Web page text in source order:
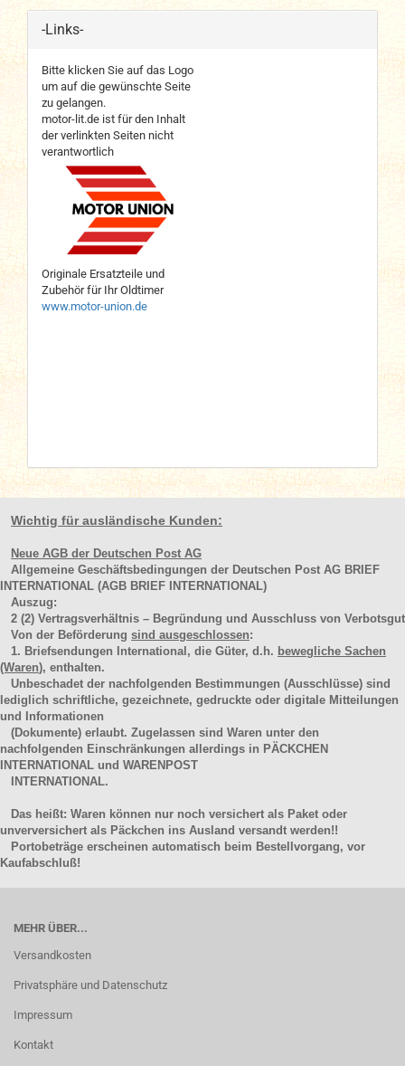
-Links-
Bitte klicken Sie auf das Logo
um auf die gewünschte Seite
zu gelangen.
motor-lit.de ist für den Inhalt
der verlinkten Seiten nicht
verantwortlich
Originale Ersatzteile und
Zubehör für Ihr Oldtimer
www.motor-union.de
Wichtig für ausländische Kunden:
Neue AGB der Deutschen Post AG
Allgemeine Geschäftsbedingungen der Deutschen Post AG BRIEF
INTERNATIONAL (AGB BRIEF INTERNATIONAL)
Auszug:
2 (2) Vertragsverhältnis – Begründung und Ausschluss von Verbotsgut
Von der Beförderung sind ausgeschlossen:
1. Briefsendungen International, die Güter, d.h. bewegliche Sachen
(Waren), enthalten.
Unbeschadet der nachfolgenden Bestimmungen (Ausschlüsse) sind
lediglich schriftliche, gezeichnete, gedruckte oder digitale Mitteilungen
und Informationen
(Dokumente) erlaubt. Zugelassen sind Waren unter den
nachfolgenden Einschränkungen allerdings in PÄCKCHEN
INTERNATIONAL und WARENPOST
INTERNATIONAL.
Das heißt: Waren können nur noch versichert als Paket oder
unverversichert als Päckchen ins Ausland versandt werden!!
Portobeträge erscheinen automatisch beim Bestellvorgang, vor
Kaufabschluß!
MEHR ÜBER...
Versandkosten
Privatsphäre und Datenschutz
Impressum
Kontakt